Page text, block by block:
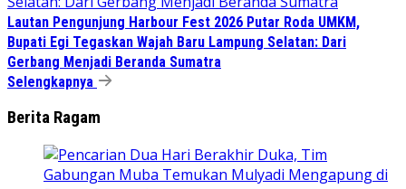
Lautan Pengunjung Harbour Fest 2026 Putar Roda UMKM,
Bupati Egi Tegaskan Wajah Baru Lampung Selatan: Dari
Gerbang Menjadi Beranda Sumatra
Selengkapnya
Berita Ragam